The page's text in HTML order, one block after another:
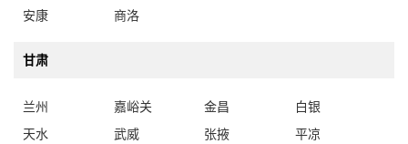
安康
商洛
甘肃
兰州 嘉峪关 金昌
白银
天水
武威 张掖
平凉